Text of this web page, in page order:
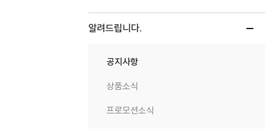
알려드립니다.
공지사항
상품소식
프로모션소식